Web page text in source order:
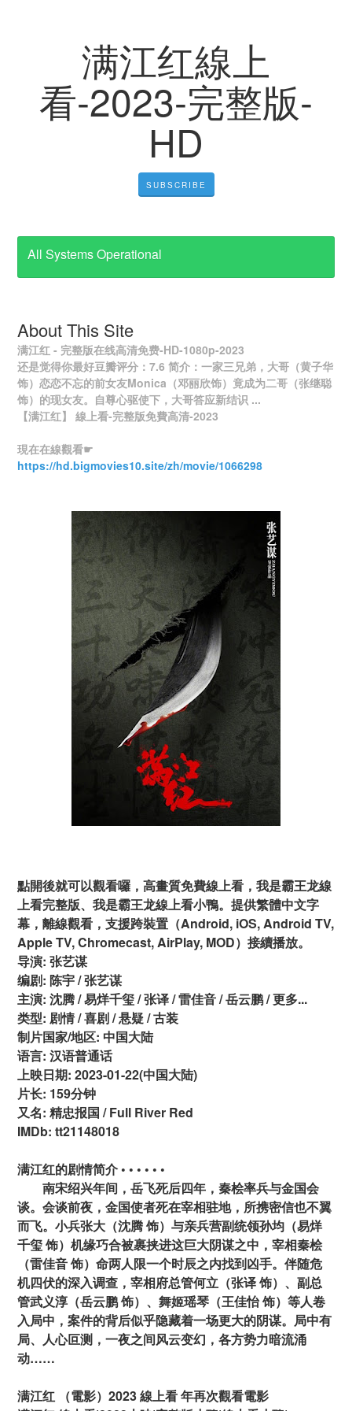
满江红線上
看-2023-完整版-
HD
SUBSCRIBE
All Systems Operational
About This Site
满江红 - 完整版在线高清免费-HD-1080p-2023
还是觉得你最好豆瓣评分：7.6 简介：一家三兄弟，大哥（黄子华
饰）恋恋不忘的前女友Monica（邓丽欣饰）竟成为二哥（张继聪
饰）的现女友。自尊心驱使下，大哥答应新结识 ...
【满江红】 線上看-完整版免費高清-2023
現在在線觀看☛
https://hd.bigmovies10.site/zh/movie/1066298
點開後就可以觀看囉，高畫質免費線上看，我是霸王龙線
上看完整版、我是霸王龙線上看小鴨。提供繁體中文字
幕，離線觀看，支援跨裝置（Android, iOS, Android TV,
Apple TV, Chromecast, AirPlay, MOD）接續播放。
导演: 张艺谋
编剧: 陈宇 / 张艺谋
主演: 沈腾 / 易烊千玺 / 张译 / 雷佳音 / 岳云鹏 / 更多...
类型: 剧情 / 喜剧 / 悬疑 / 古装
制片国家/地区: 中国大陆
语言: 汉语普通话
上映日期: 2023-01-22(中国大陆)
片长: 159分钟
又名: 精忠报国 / Full River Red
IMDb: tt21148018
满江红的剧情简介 • • • • • •
南宋绍兴年间，岳飞死后四年，秦桧率兵与金国会
谈。会谈前夜，金国使者死在宰相驻地，所携密信也不翼
而飞。小兵张大（沈腾 饰）与亲兵营副统领孙均（易烊
千玺 饰）机缘巧合被裹挟进这巨大阴谋之中，宰相秦桧
（雷佳音 饰）命两人限一个时辰之内找到凶手。伴随危
机四伏的深入调查，宰相府总管何立（张译 饰）、副总
管武义淳（岳云鹏 饰）、舞姬瑶琴（王佳怡 饰）等人卷
入局中，案件的背后似乎隐藏着一场更大的阴谋。局中有
局、人心叵测，一夜之间风云变幻，各方势力暗流涌
动……
满江红 （電影）2023 線上看 年再次觀看電影